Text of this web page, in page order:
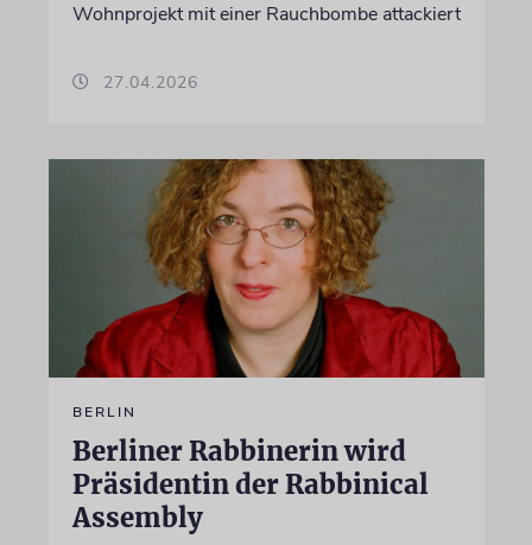
Wohnprojekt mit einer Rauchbombe attackiert
27.04.2026
BERLIN
Berliner Rabbinerin wird
Präsidentin der Rabbinical
Assembly